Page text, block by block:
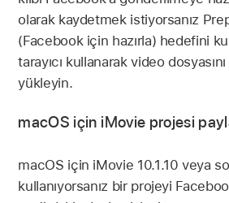
olarak kaydetmek istiyorsanız
(Facebook için hazırla) hedefini
tarayıcı kullanarak video
yükleyin.
macOS için iMovie projesi
macOS için iMovie 10.1.10 veya
kullanıyorsanız bir projeyi